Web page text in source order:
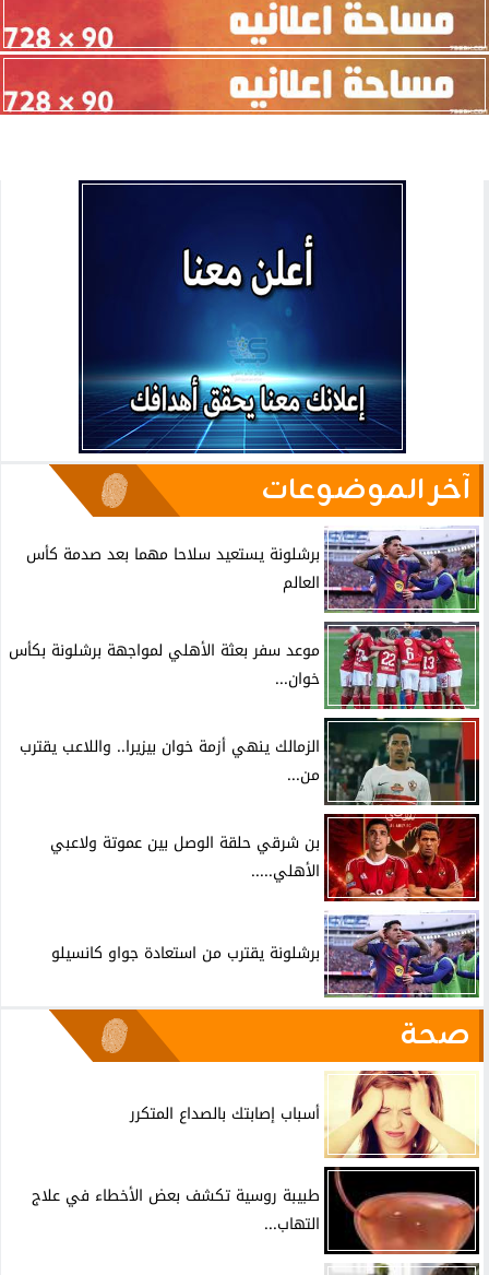
آخر الموضوعات
برشلونة يستعيد سلاحا مهما بعد صدمة كأس
العالم
موعد سفر بعثة الأهلي لمواجهة برشلونة بكأس
خوان...
الزمالك ينهي أزمة خوان بيزيرا.. واللاعب يقترب
من...
بن شرقي حلقة الوصل بين عموتة ولاعبي
الأهلي.....
برشلونة يقترب من استعادة جواو كانسيلو
صحة
أسباب إصابتك بالصداع المتكرر
طبيبة روسية تكشف بعض الأخطاء في علاج
التهاب...